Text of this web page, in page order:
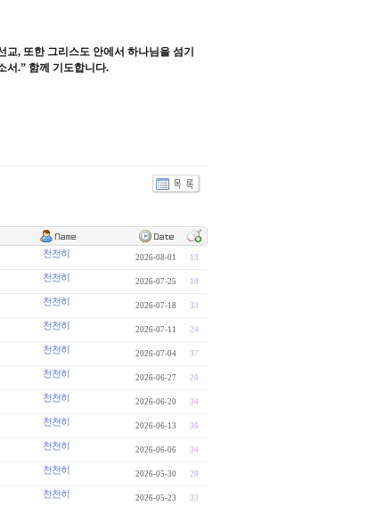
교, 또한 그리스도 안에서 하나님을 섬기
서.” 함께 기도합니다.
천천히 2026-08-01 13
천천히 2026-07-25 18
천천히 2026-07-18 33
천천히 2026-07-11 24
천천히 2026-07-04 37
천천히 2026-06-27 26
천천히 2026-06-20 34
천천히 2026-06-13 36
천천히 2026-06-06 34
천천히 2026-05-30 28
천천히 2026-05-23 33